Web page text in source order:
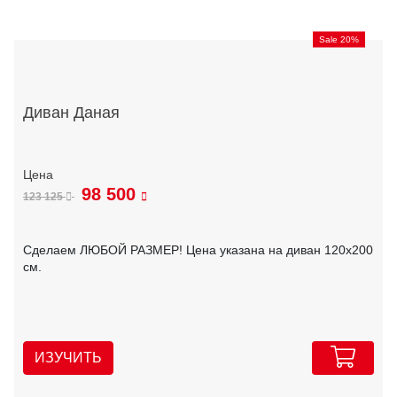
Sale 20%
Диван Даная
123 125 98 500
Сделаем ЛЮБОЙ РАЗМЕР! Цена указана на диван 120х200
см.
ИЗУЧИТЬ